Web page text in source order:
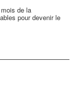
de la
pour devenir le